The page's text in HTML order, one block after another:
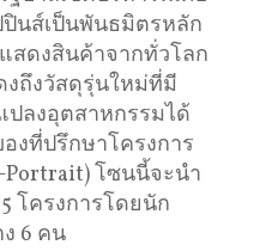
นส์เป็นพันธมิตรหลัก
สดงสินค้าจากทั่วโลก
งถึงวัสดุรุ่นใหม่ที่มี
ปลงอุตสาหกรรมได้
งที่ปรึกษาโครงการ
Portrait) โซนนี้จะนำ
โครงการโดยนัก
6 คน